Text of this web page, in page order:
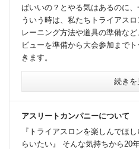
ばいいの？とやる気はあるのに
ういう時は、私たちトライアス
レーニング方法や道具の準備な
ビューを準備から大会参加まで
きます。
続きを
アスリートカンパニーについて
『トライアスロンを楽しんでほ
らいたい』 そんな気持ちから20